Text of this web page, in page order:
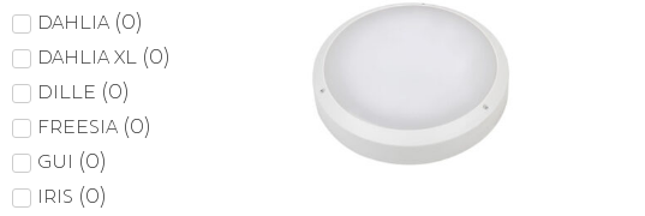
DAHLIA (0)
DAHLIA XL (0)
DILLE (0)
FREESIA (0)
GUI (0)
IRIS (0)